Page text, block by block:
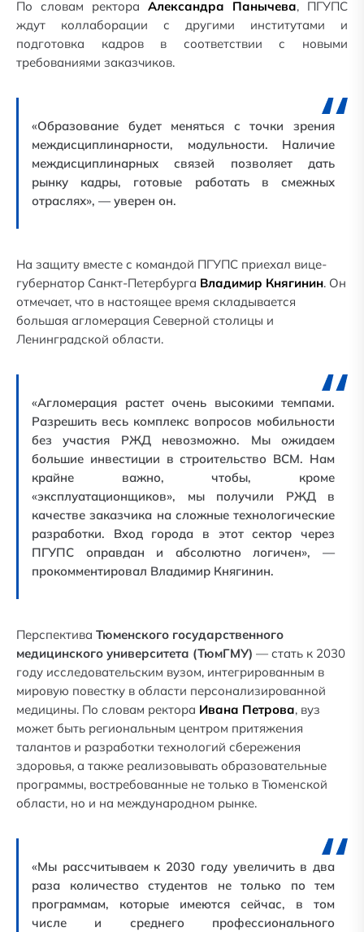
По словам ректора Александра Панычева, ПГУПС
ждут коллаборации с другими институтами и
подготовка кадров в соответствии с новыми
требованиями заказчиков.
«Образование будет меняться с точки зрения
междисциплинарности, модульности. Наличие
междисциплинарных связей позволяет дать
рынку кадры, готовые работать в смежных
отраслях», — уверен он.
На защиту вместе с командой ПГУПС приехал вице-
губернатор Санкт-Петербурга Владимир Княгинин. Он
отмечает, что в настоящее время складывается
большая агломерация Северной столицы и
Ленинградской области.
«Агломерация растет очень высокими темпами.
Разрешить весь комплекс вопросов мобильности
без участия РЖД невозможно. Мы ожидаем
большие инвестиции в строительство ВСМ. Нам
крайне важно, чтобы, кроме
«эксплуатационщиков», мы получили РЖД в
качестве заказчика на сложные технологические
разработки. Вход города в этот сектор через
ПГУПС оправдан и абсолютно логичен», —
прокомментировал Владимир Княгинин.
Перспектива Тюменского государственного
медицинского университета (ТюмГМУ) — стать к 2030
году исследовательским вузом, интегрированным в
мировую повестку в области персонализированной
медицины. По словам ректора Ивана Петрова, вуз
может быть региональным центром притяжения
талантов и разработки технологий сбережения
здоровья, а также реализовывать образовательные
программы, востребованные не только в Тюменской
области, но и на международном рынке.
«Мы рассчитываем к 2030 году увеличить в два
раза количество студентов не только по тем
программам, которые имеются сейчас, в том
числе и среднего профессионального